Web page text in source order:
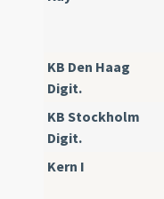
KB Den Haag
Digit.
KB Stockholm
Digit.
Kern I